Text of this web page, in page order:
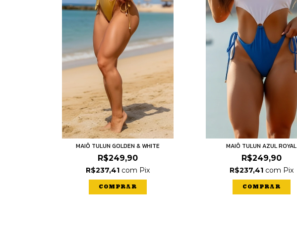
MAIÔ TULUN GOLDEN & WHITE
R$249,90
R$237,41 com Pix
COMPRAR
MAIÔ TULUN AZUL ROYAL
R$249,90
R$237,41 com Pix
COMPRAR